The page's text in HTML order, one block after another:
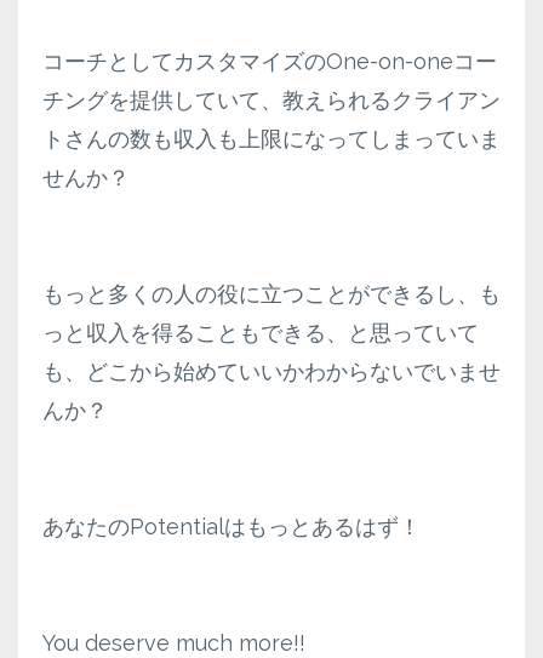
コーチとしてカスタマイズのOne-on-oneコー
チングを提供していて、教えられるクライアン
トさんの数も収入も上限になってしまっていま
せんか？
もっと多くの人の役に立つことができるし、も
っと収入を得ることもできる、と思っていて
も、どこから始めていいかわからないでいませ
んか？
あなたのPotentialはもっとあるはず！
You deserve much more!!